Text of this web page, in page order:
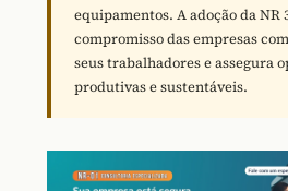
equipamentos. A adoção da NR
compromisso das empresas
seus trabalhadores e assegura
produtivas e sustentáveis.